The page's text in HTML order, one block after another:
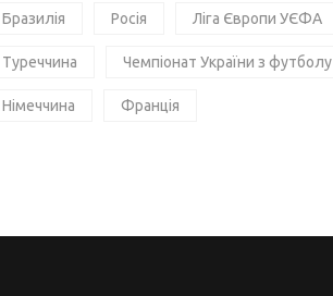
Бразилія Росія Ліга Європи УЄФА
Туреччина Чемпіонат України з футболу
Німеччина Франція